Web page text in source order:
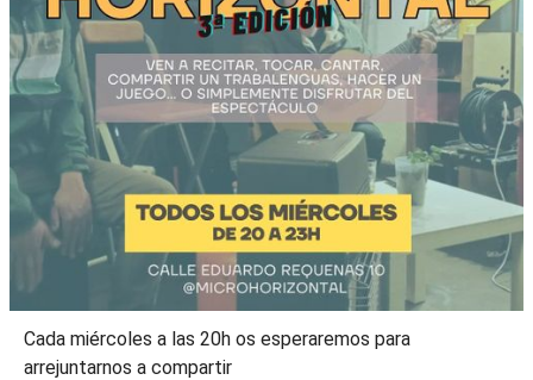
Cada miércoles a las 20h os esperaremos para
arrejuntarnos a compartir